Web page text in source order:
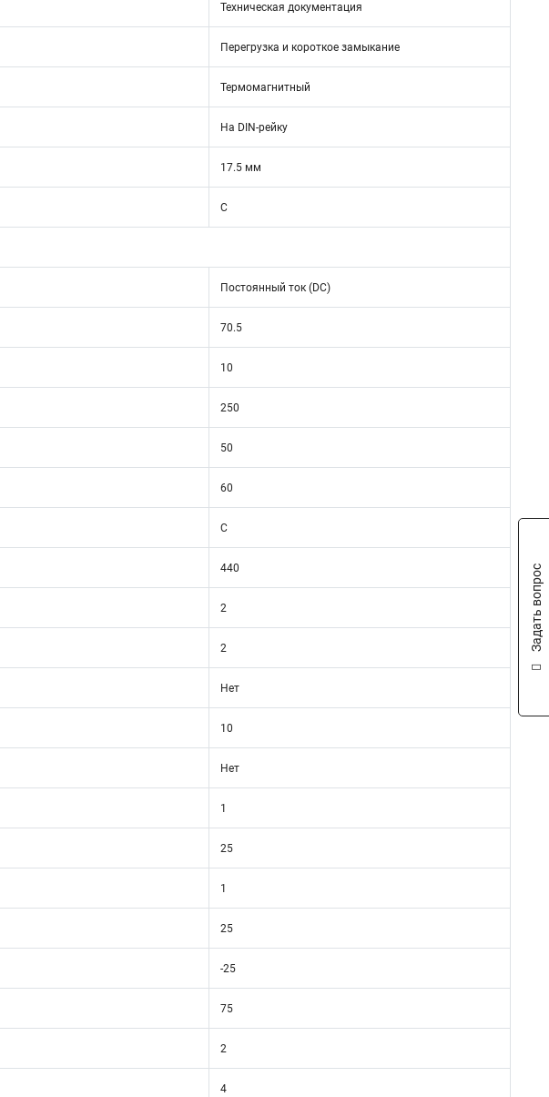
Техническая документация
Перегрузка и короткое замыкание
Термомагнитный
На DIN-рейку
17.5 мм
C
Постоянный ток (DC)
70.5
10
250
50
60
C
440
2
2
Нет
10
Нет
1
25
1
25
-25
75
2
4
Задать вопрос